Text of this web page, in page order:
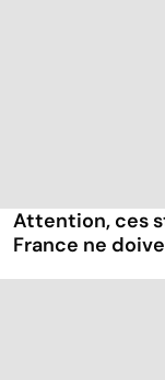
Attention, ces
France ne